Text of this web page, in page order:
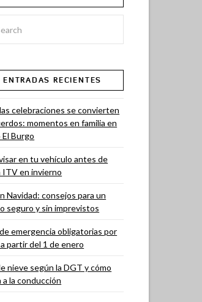
ENTRADAS RECIENTES
celebraciones se convierten
momentos en familia en
Burgo
en tu vehículo antes de
ITV en invierno
Navidad: consejos para un
seguro y sin imprevistos
emergencia obligatorias por
partir del 1 de enero
nieve según la DGT y cómo
la conducción